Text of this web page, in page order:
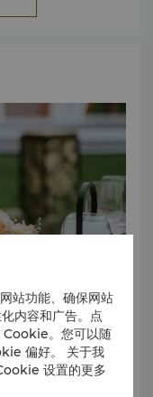
星级服务及个性化美
理想场所。
站功能、确保网站
内容和广告。点
Cookie。您可以随
偏好。 关于我
设置的更多